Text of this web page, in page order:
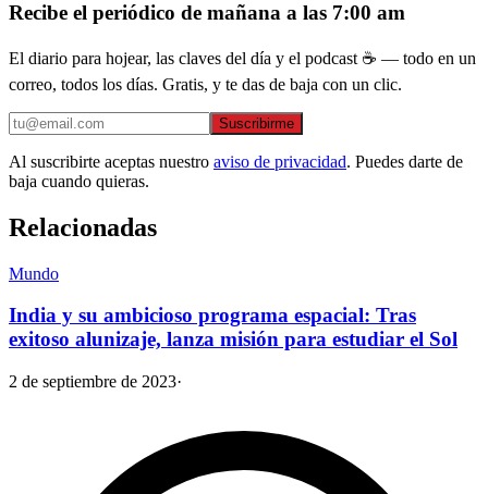
Recibe el periódico de mañana a las 7:00 am
El diario para hojear, las claves del día y el podcast ☕ — todo en un
correo, todos los días. Gratis, y te das de baja con un clic.
Suscribirme
Al suscribirte aceptas nuestro aviso de privacidad. Puedes darte de
baja cuando quieras.
Relacionadas
Mundo
India y su ambicioso programa espacial: Tras
exitoso alunizaje, lanza misión para estudiar el Sol
2 de septiembre de 2023·